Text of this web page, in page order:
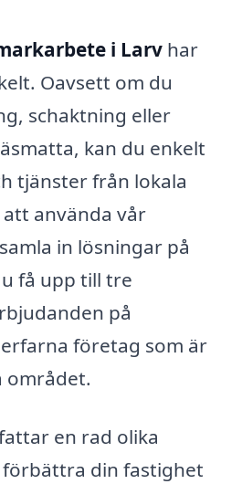
i Larv har
Oavsett om du
schaktning eller
kan du enkelt
tjänster från lokala
använda vår
in lösningar på
få upp till tre
på
företag som är
området.
en rad olika
din fastighet